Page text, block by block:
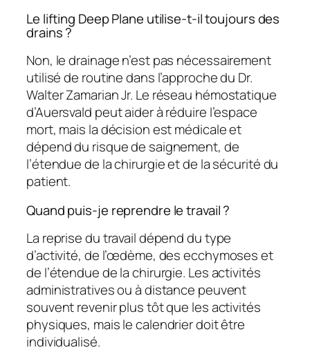
Le lifting Deep Plane utilise-t-il toujours des
drains ?
Non, le drainage n’est pas nécessairement
utilisé de routine dans l’approche du Dr.
Walter Zamarian Jr. Le réseau hémostatique
d’Auersvald peut aider à réduire l’espace
mort, mais la décision est médicale et
dépend du risque de saignement, de
l’étendue de la chirurgie et de la sécurité du
patient.
Quand puis-je reprendre le travail ?
La reprise du travail dépend du type
d’activité, de l’œdème, des ecchymoses et
de l’étendue de la chirurgie. Les activités
administratives ou à distance peuvent
souvent revenir plus tôt que les activités
physiques, mais le calendrier doit être
individualisé.